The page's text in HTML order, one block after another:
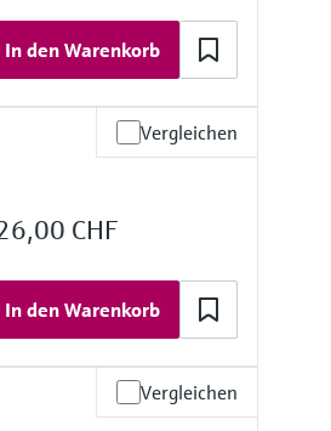
In den Warenkorb
Vergleichen
CHF
In den Warenkorb
Vergleichen